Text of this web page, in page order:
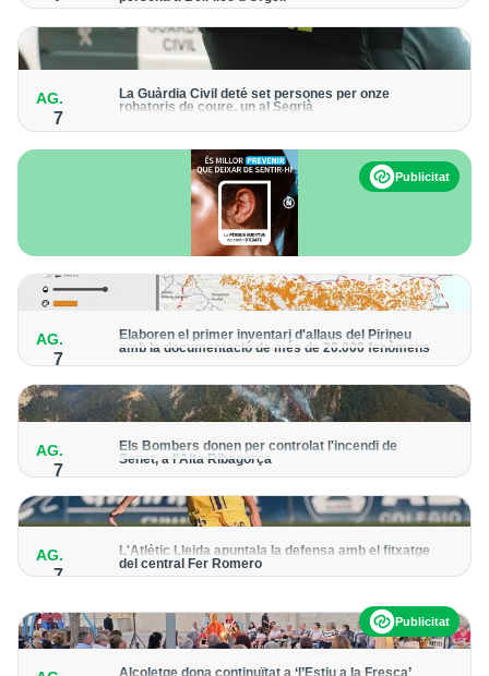
forma progressiva
AG.
7
La Guàrdia Civil deté set persones per onze
robatoris de coure, un al Segrià
Publicitat
AG.
7
Elaboren el primer inventari d'allaus del Pirineu
amb la documentació de més de 20.000 fenòmens
Obra de l'Institut Cartogràfic i Geològic de Catalunya, amb
AG.
7
Els Bombers donen per controlat l'incendi de
Senet, a l'Alta Ribagorça
El cos manté la vigilància de la zona amb drons i mitjans aeris
AG.
7
L'Atlètic Lleida apuntala la defensa amb el fitxatge
del central Fer Romero
Publicitat